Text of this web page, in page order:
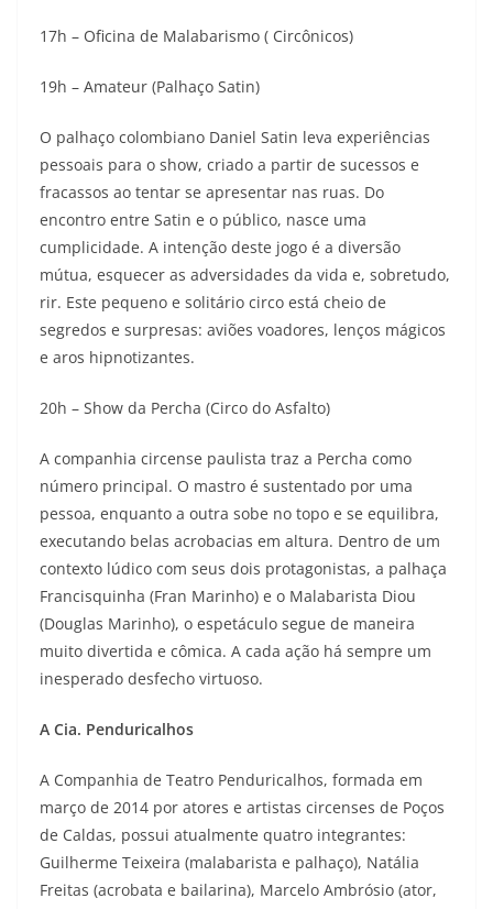
17h – Oficina de Malabarismo ( Circônicos)
19h – Amateur (Palhaço Satin)
O palhaço colombiano Daniel Satin leva experiências
pessoais para o show, criado a partir de sucessos e
fracassos ao tentar se apresentar nas ruas. Do
encontro entre Satin e o público, nasce uma
cumplicidade. A intenção deste jogo é a diversão
mútua, esquecer as adversidades da vida e, sobretudo,
rir. Este pequeno e solitário circo está cheio de
segredos e surpresas: aviões voadores, lenços mágicos
e aros hipnotizantes.
20h – Show da Percha (Circo do Asfalto)
A companhia circense paulista traz a Percha como
número principal. O mastro é sustentado por uma
pessoa, enquanto a outra sobe no topo e se equilibra,
executando belas acrobacias em altura. Dentro de um
contexto lúdico com seus dois protagonistas, a palhaça
Francisquinha (Fran Marinho) e o Malabarista Diou
(Douglas Marinho), o espetáculo segue de maneira
muito divertida e cômica. A cada ação há sempre um
inesperado desfecho virtuoso.
A Cia. Penduricalhos
A Companhia de Teatro Penduricalhos, formada em
março de 2014 por atores e artistas circenses de Poços
de Caldas, possui atualmente quatro integrantes:
Guilherme Teixeira (malabarista e palhaço), Natália
Freitas (acrobata e bailarina), Marcelo Ambrósio (ator,